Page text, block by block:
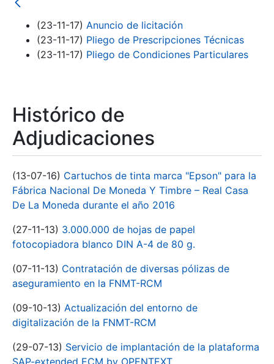
(23-11-17) Anuncio de licitación
(23-11-17) Pliego de Prescripciones Técnicas
(23-11-17) Pliego de Condiciones Particulares
Histórico de
Adjudicaciones
(13-07-16) Cartuchos de tinta marca "Epson" para la
Fábrica Nacional De Moneda Y Timbre – Real Casa
De La Moneda durante el año 2016
(27-11-13) 3.000.000 de hojas de papel
fotocopiadora blanco DIN A-4 de 80 g.
(07-11-13) Contratación de diversas pólizas de
aseguramiento en la FNMT-RCM
(09-10-13) Actualización del entorno de
digitalización de la FNMT-RCM
(29-07-13) Servicio de implantación de la plataforma